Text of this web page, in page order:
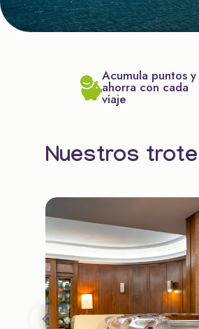
Acumula puntos y
ahorra con cada
viaje
Nuestros